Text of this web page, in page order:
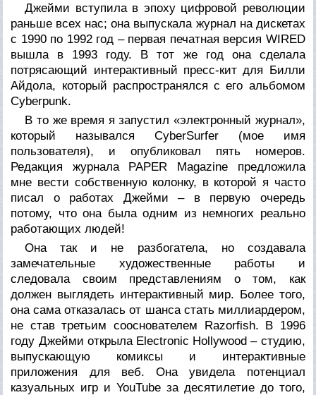
Джейми вступила в эпоху цифровой революции
раньше всех нас; она выпускала журнал на дискетах
с 1990 по 1992 год – первая печатная версия WIRED
вышла в 1993 году. В тот же год она сделала
потрясающий интерактивный пресс-кит для Билли
Айдола, который распространялся с его альбомом
Cyberpunk.
В то же время я запустил «электронный журнал»,
который назывался CyberSurfer (мое имя
пользователя), и опубликовал пять номеров.
Редакция журнала PAPER Magazine предложила
мне вести собственную колонку, в которой я часто
писал о работах Джейми – в первую очередь
потому, что она была одним из немногих реально
работающих людей!
Она так и не разбогатела, но создавала
замечательные художественные работы и
следовала своим представлениям о том, как
должен выглядеть интерактивный мир. Более того,
она сама отказалась от шанса стать миллиардером,
не став третьим сооснователем Razorfish. В 1996
году Джейми открыла Electronic Hollywood – студию,
выпускающую комиксы и интерактивные
приложения для веб. Она увидела потенциал
казуальных игр и YouTube за десятилетие до того,